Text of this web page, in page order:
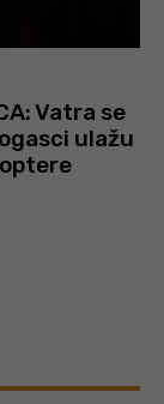
Vatra se
ulažu